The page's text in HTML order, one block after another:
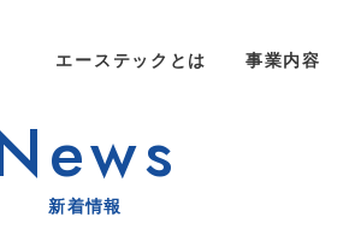
エーステックとは 事業内容
新着情報